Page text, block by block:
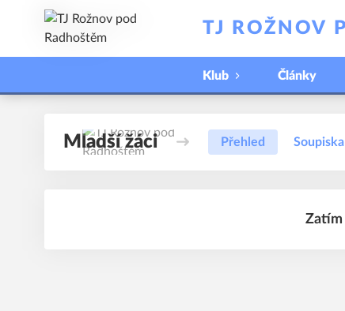
TJ ROŽNOV
Klub Články
Mladší žáci Přehled Soupiska
Zatím